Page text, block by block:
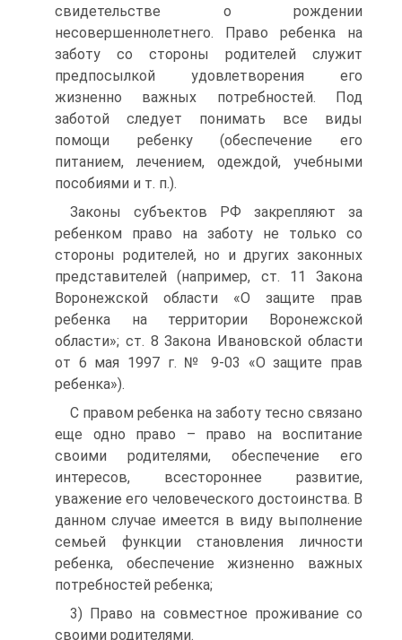
свидетельстве о рождении
несовершеннолетнего. Право ребенка на
заботу со стороны родителей служит
предпосылкой удовлетворения его
жизненно важных потребностей. Под
заботой следует понимать все виды
помощи ребенку (обеспечение его
питанием, лечением, одеждой, учебными
пособиями и т. п.).
Законы субъектов РФ закрепляют за
ребенком право на заботу не только со
стороны родителей, но и других законных
представителей (например, ст. 11 Закона
Воронежской области «О защите прав
ребенка на территории Воронежской
области»; ст. 8 Закона Ивановской области
от 6 мая 1997 г. № 9‑03 «О защите прав
ребенка»).
С правом ребенка на заботу тесно связано
еще одно право – право на воспитание
своими родителями, обеспечение его
интересов, всестороннее развитие,
уважение его человеческого достоинства. В
данном случае имеется в виду выполнение
семьей функции становления личности
ребенка, обеспечение жизненно важных
потребностей ребенка;
3) Право на совместное проживание со
своими родителями.